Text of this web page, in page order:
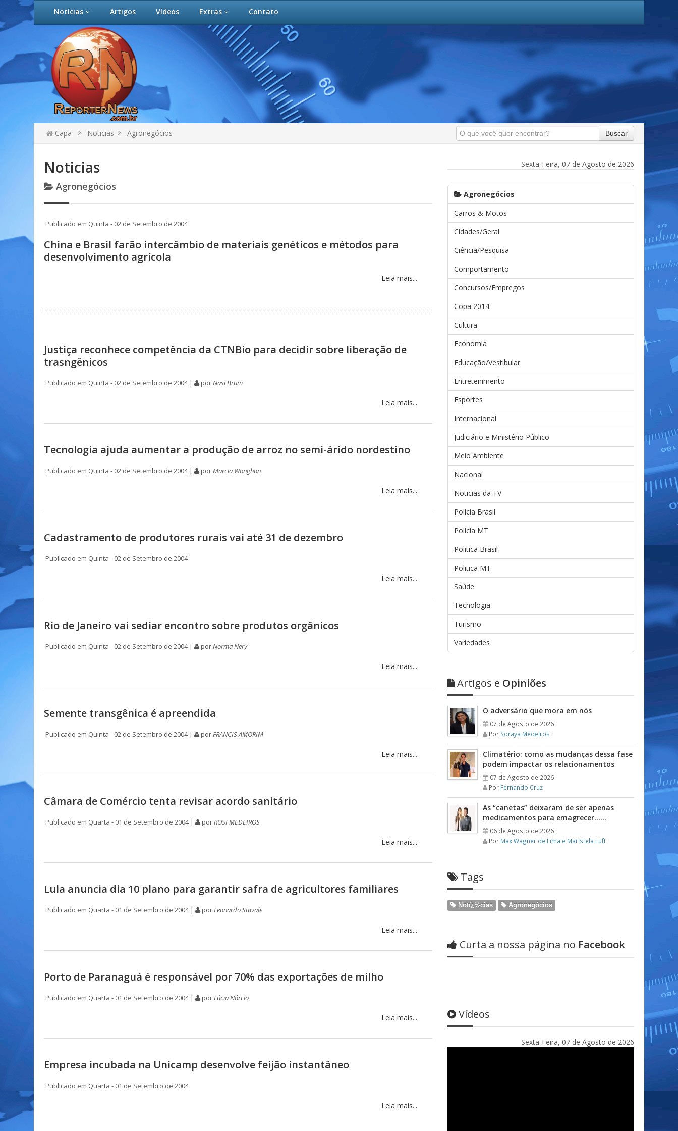
Notícias Artigos Vídeos Extras Contato
Capa Noticias Agronegócios Buscar
Noticias
Agronegócios
Publicado em Quinta - 02 de Setembro de 2004
China e Brasil farão intercâmbio de materiais genéticos e métodos para
desenvolvimento agrícola
Leia mais...
Justiça reconhece competência da CTNBio para decidir sobre liberação de
trasngênicos
Publicado em Quinta - 02 de Setembro de 2004 | porNasi Brum
Leia mais...
Tecnologia ajuda aumentar a produção de arroz no semi-árido nordestino
Publicado em Quinta - 02 de Setembro de 2004 | porMarcia Wonghon
Leia mais...
Cadastramento de produtores rurais vai até 31 de dezembro
Publicado em Quinta - 02 de Setembro de 2004
Leia mais...
Rio de Janeiro vai sediar encontro sobre produtos orgânicos
Publicado em Quinta - 02 de Setembro de 2004 | porNorma Nery
Leia mais...
Semente transgênica é apreendida
Publicado em Quinta - 02 de Setembro de 2004 | porFRANCIS AMORIM
Leia mais...
Câmara de Comércio tenta revisar acordo sanitário
Publicado em Quarta - 01 de Setembro de 2004 | porROSI MEDEIROS
Leia mais...
Lula anuncia dia 10 plano para garantir safra de agricultores familiares
Publicado em Quarta - 01 de Setembro de 2004 | porLeonardo Stavale
Leia mais...
Porto de Paranaguá é responsável por 70% das exportações de milho
Publicado em Quarta - 01 de Setembro de 2004 | porLúcia Nórcio
Leia mais...
Empresa incubada na Unicamp desenvolve feijão instantâneo
Publicado em Quarta - 01 de Setembro de 2004
Leia mais...
Sexta-Feira, 07 de Agosto de 2026
Agronegócios
Carros & Motos
Cidades/Geral
Ciência/Pesquisa
Comportamento
Concursos/Empregos
Copa 2014
Cultura
Economia
Educação/Vestibular
Entretenimento
Esportes
Internacional
Judiciário e Ministério Público
Meio Ambiente
Nacional
Noticias da TV
Polícia Brasil
Policia MT
Politica Brasil
Politica MT
Saúde
Tecnologia
Turismo
Variedades
Artigos e Opiniões
O adversário que mora em nós
07 de Agosto de 2026
Por Soraya Medeiros
Climatério: como as mudanças dessa fase
podem impactar os relacionamentos
07 de Agosto de 2026
Por Fernando Cruz
As “canetas” deixaram de ser apenas
medicamentos para emagrecer……
06 de Agosto de 2026
Por Max Wagner de Lima e Maristela Luft
Tags
Notï¿½cias Agronegócios
Curta a nossa página no Facebook
Vídeos
Sexta-Feira, 07 de Agosto de 2026